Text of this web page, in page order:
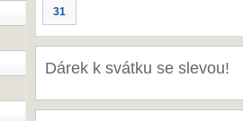
31
Dárek k svátku se slevou!